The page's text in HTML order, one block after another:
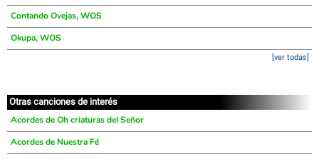
Contando Ovejas, WOS
Okupa, WOS
[ver todas]
Otras canciones de interés
Acordes de Oh criaturas del Señor
Acordes de Nuestra Fé